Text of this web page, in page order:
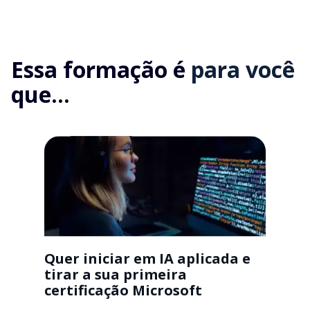
Essa formação é para você
que...
Quer iniciar em IA aplicada e
tirar a sua primeira
certificação Microsoft